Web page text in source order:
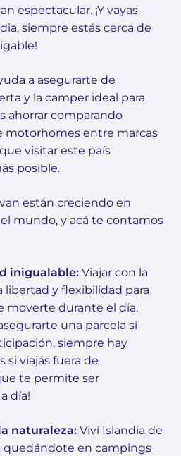
espectacular. ¡Y vayas
siempre estás cerca de
a asegurarte de
y la camper ideal para
ahorrar comparando
motorhomes entre marcas
visitar este país
posible.
están creciendo en
mundo, y acá te contamos
inigualable: Viajar con la
libertad y flexibilidad para
moverte durante el día.
una parcela si
siempre hay
si viajás fuera de
te permite ser
día!
naturaleza: Viví Islandia de
quedándote en campings